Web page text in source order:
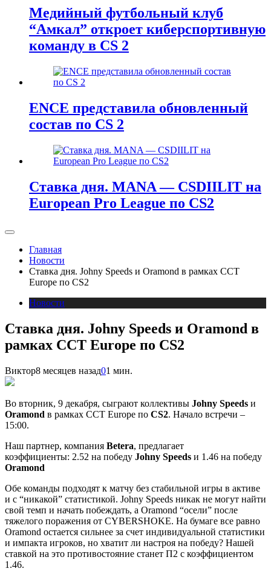
Медийный футбольный клуб
“Амкал” откроет киберспортивную
команду в CS 2
ENCE представила обновленный
состав по CS 2
Ставка дня. MANA — CSDIILIT на
European Pro League по CS2
Главная
Новости
Ставка дня. Johny Speeds и Oramond в рамках ССТ
Europe по CS2
Новости
Ставка дня. Johny Speeds и Oramond в
рамках ССТ Europe по CS2
Виктор8 месяцев назад01 мин.
Во вторник, 9 декабря, сыграют коллективы Johny Speeds и
Oramond в рамках ССТ Europe по CS2. Начало встречи –
15:00.
Наш партнер, компания Betera, предлагает
коэффициенты: 2.52 на победу Johny Speeds и 1.46 на победу
Oramond
Обе команды подходят к матчу без стабильной игры в активе
и с “никакой” статистикой. Johny Speeds никак не могут найти
свой темп и начать побеждать, а Oramond “осели” после
тяжелого поражения от CYBERSHOKE. На бумаге все равно
Oramond остается сильнее за счет индивидуальной статистики
и импакта игроков, но хватит ли настроя на победу? Нашей
ставкой на это противостояние станет П2 с коэффициентом
1.46.